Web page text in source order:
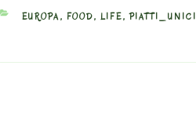
CATEGORIES
EUROPA, FOOD, LIFE,PIATTI_UNICI